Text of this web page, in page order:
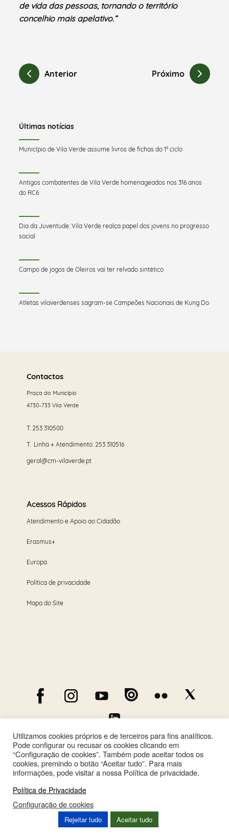
de vida das pessoas, tornando o território
concelhio mais apelativo.”
Anterior Próximo
Últimas notícias
Município de Vila Verde assume livros de fichas do 1º ciclo
Antigos combatentes de Vila Verde homenageados nos 316 anos
do RC6
Dia da Juventude: Vila Verde realça papel dos jovens no progresso
social
Campo de jogos de Oleiros vai ter relvado sintético
Atletas vilaverdenses sagram-se Campeões Nacionais de Kung Do
maisContactos
Praça do Município
4730-733 Vila Verde
T. 253 310500
T. Linha + Atendimento: 253 310516
geral@cm-vilaverde.pt
Acessos Rápidos
Atendimento e Apoio ao Cidadão
Erasmus+
Europa
Política de privacidade
Mapa do Site
Utilizamos cookies próprios e de terceiros para fins analíticos.
Pode configurar ou recusar os cookies clicando em
“Configuração de cookies”. Também pode aceitar todos os
cookies, premindo o botão “Aceitar tudo”. Para mais
informações, pode visitar a nossa Política de privacidade.
Política de Privacidade
Configuração de cookies
Rejeitar tudo Aceitar tudo
This site is registered onwpml.orgas a development site. Switch to a production
site key toremove this banner.